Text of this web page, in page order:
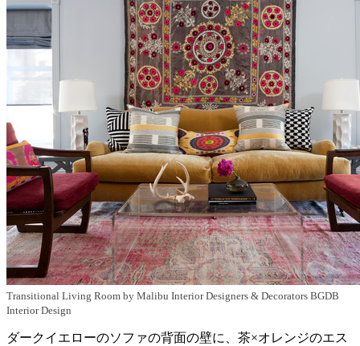
Transitional Living Room by Malibu Interior Designers & Decorators BGDB
Interior Design
ダークイエローのソファの背面の壁に、茶×オレンジのエス